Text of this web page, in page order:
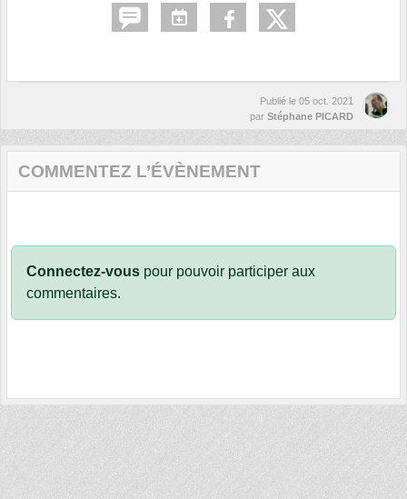
Publié le 05 oct. 2021
par Stéphane PICARD
COMMENTEZ L’ÉVÈNEMENT
Connectez-vous pour pouvoir participer aux
commentaires.